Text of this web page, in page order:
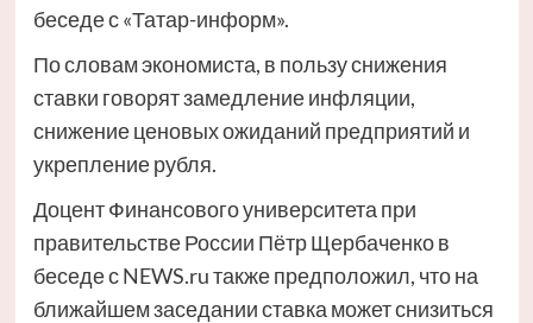
беседе с «Татар-информ».
По словам экономиста, в пользу снижения
ставки говорят замедление инфляции,
снижение ценовых ожиданий предприятий и
укрепление рубля.
Доцент Финансового университета при
правительстве России Пётр Щербаченко в
беседе с NEWS.ru также предположил, что на
ближайшем заседании ставка может снизиться